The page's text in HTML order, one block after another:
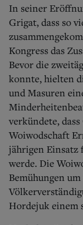
In seiner
Grigat, dass so
Kongress das
Bevor die
konnte, hielten
und Masuren
verkündete,
Woiwodschaft
jährigen Einsatz
werde. Die
Bemühungen
Hordejuk einem